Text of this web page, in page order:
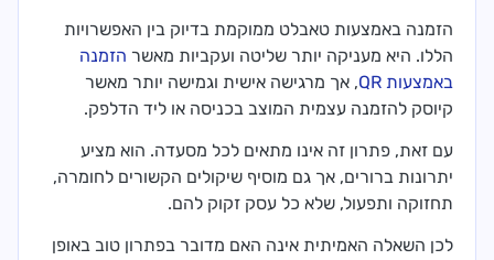
הזמנה באמצעות טאבלט ממוקמת בדיוק בין האפשרויות
הללו. היא מעניקה יותר שליטה ועקביות מאשר הזמנה
באמצעות QR
, אך מרגישה אישית וגמישה יותר מאשר
קיוסק להזמנה עצמית המוצב בכניסה או ליד הדלפק.
עם זאת, פתרון זה אינו מתאים לכל מסעדה. הוא מציע
יתרונות ברורים, אך גם מוסיף שיקולים הקשורים לחומרה,
תחזוקה ותפעול, שלא כל עסק זקוק להם.
לכן השאלה האמיתית אינה האם מדובר בפתרון טוב באופן